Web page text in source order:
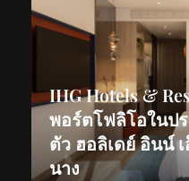
IHG Hotels &
พอร์ตโฟลิโอในป
ตัว ฮอลิเดย์ อินน์
นาง